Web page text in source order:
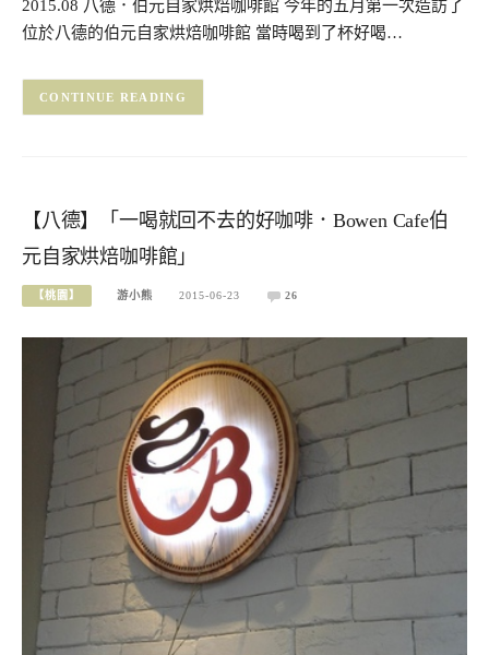
2015.08 八德．伯元自家烘焙咖啡館 今年的五月第一次造訪了
位於八德的伯元自家烘焙咖啡館 當時喝到了杯好喝…
CONTINUE READING
【八德】「一喝就回不去的好咖啡．Bowen Cafe伯
元自家烘焙咖啡館」
【桃園】 游小熊 2015-06-23 26